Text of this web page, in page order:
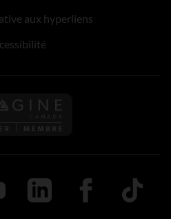
aux hyperliens
sur Instagram
nous sur Youtube
Suivez nous sur LinkedIn
Suivez nous sur
TikTok